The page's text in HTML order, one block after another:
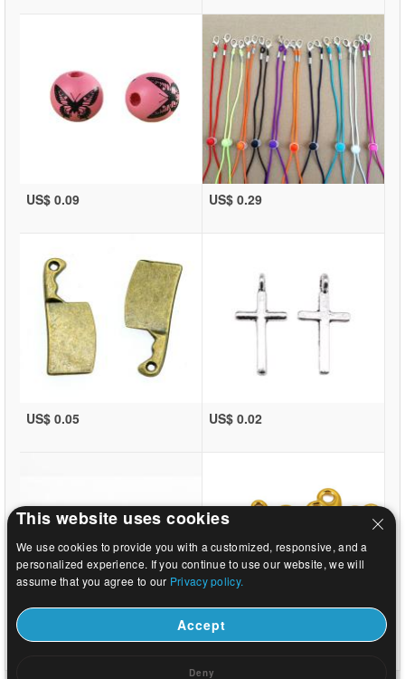
US$ 0.09 US$ 0.29
US$ 0.05 US$ 0.02
US$ 0.03 US$ 0.11
This website uses cookies
We use cookies to provide you with a customized, responsive, and a
personalized experience. If you continue to use our website, we will
assume that you agree to our Privacy policy.
Accept
Deny